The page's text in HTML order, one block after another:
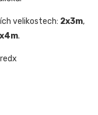
velikostech: 2x3m,
.